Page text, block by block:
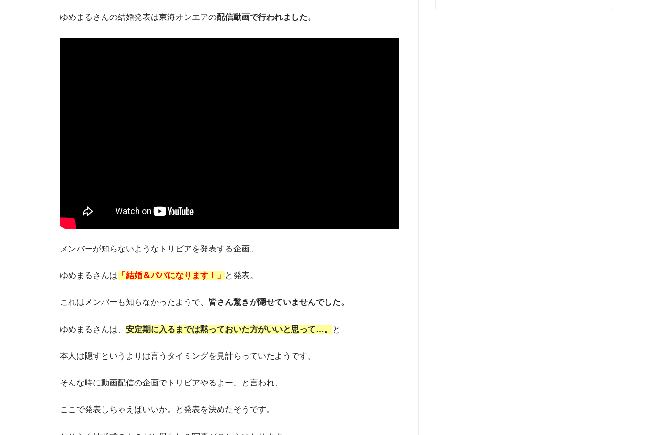
ゆめまるさんの結婚発表は東海オンエアの配信動画で行われました。
メンバーが知らないようなトリビアを発表する企画。
ゆめまるさんは 「結婚＆パパになります！」 と発表。
これはメンバーも知らなかったようで、 皆さん驚きが隠せていませんでした。
ゆめまるさんは、 安定期に入るまでは黙っておいた方がいいと思って…。 と
本人は隠すというよりは言うタイミングを見計らっていたようです。
そんな時に動画配信の企画でトリビアやるよー。と言われ、
ここで発表しちゃえばいいか。と発表を決めたそうです。